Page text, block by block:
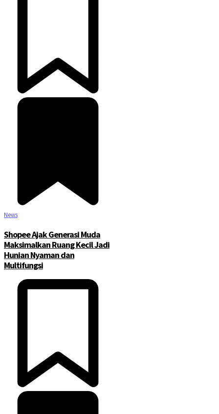
News
Shopee Ajak Generasi Muda
Maksimalkan Ruang Kecil Jadi
Hunian Nyaman dan
Multifungsi